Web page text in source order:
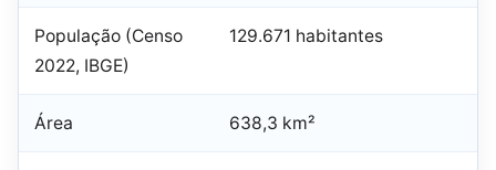
População (Censo
2022, IBGE)
129.671 habitantes
Área 638,3 km²